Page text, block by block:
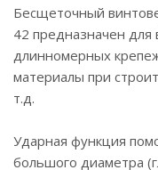
Бесщеточный
42 предназначен для
длинномерных
материалы при
т.д.
Ударная функция
большого диаметра